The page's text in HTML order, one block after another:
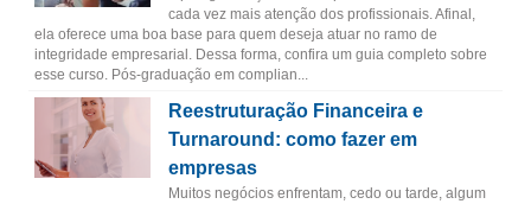
cada vez mais atenção dos profissionais. Afinal,
ela oferece uma boa base para quem deseja atuar no ramo de
integridade empresarial. Dessa forma, confira um guia completo sobre
esse curso. Pós-graduação em complian...
Reestruturação Financeira e
Turnaround: como fazer em
empresas
Muitos negócios enfrentam, cedo ou tarde, algum